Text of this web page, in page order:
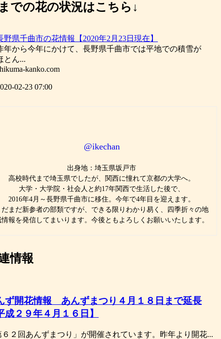
での花の状況はこちら↓
野県千曲市の花情報【2020年2月23日現在】
年から今年にかけて、長野県千曲市では平地での積雪が
とん...
kanko.com
02-23 07:00
@ikechan
出身地：埼玉県坂戸市
高校時代まで埼玉県でしたが、関西に憧れて京都の大学へ。
大学・大学院・社会人と約17年関西で生活した後で、
2016年4月～長野県千曲市に移住。今年で4年目を迎えます。
だまだ新参者の部類ですが、できる限りわかり易く、四季折々の地
情報を発信してまいります。今後ともよろしくお願いいたします。
情報
ず開花情報 あんずまつり４月１８日まで延長
成２９年４月１６日】
６２回あんずまつり」が開催されています。昨年より開花...